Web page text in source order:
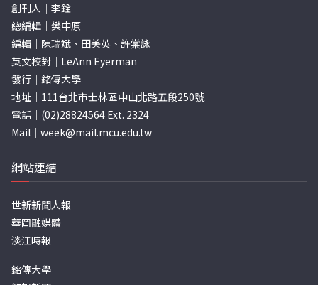
創刊人｜李銓
總編輯｜樊中原
編輯｜陳瑞斌、田美英、許棠詠
英文校對｜LeAnn Eyerman
發行｜銘傳大學
地址｜111台北市士林區中山北路五段250號
電話｜(02)28824564 Ext. 2324
Mail｜ week@mail.mcu.edu.tw
網站連結
世新新聞人報
華岡融媒體
淡江時報
銘傳大學